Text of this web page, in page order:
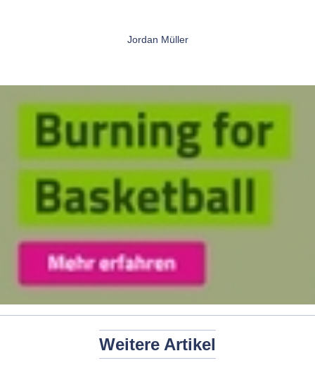
Jordan Müller
Weitere Artikel